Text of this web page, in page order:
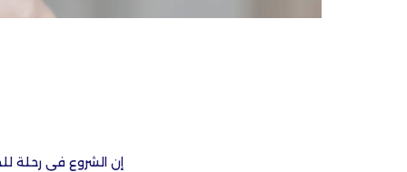
إن الشروع في رحلة